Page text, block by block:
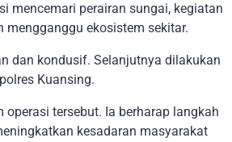
mencemari perairan sungai, kegiatan
ekosistem sekitar.
dan kondusif. Selanjutnya dilakukan
Kuansing.
tersebut. Ia berharap langkah
kesadaran masyarakat